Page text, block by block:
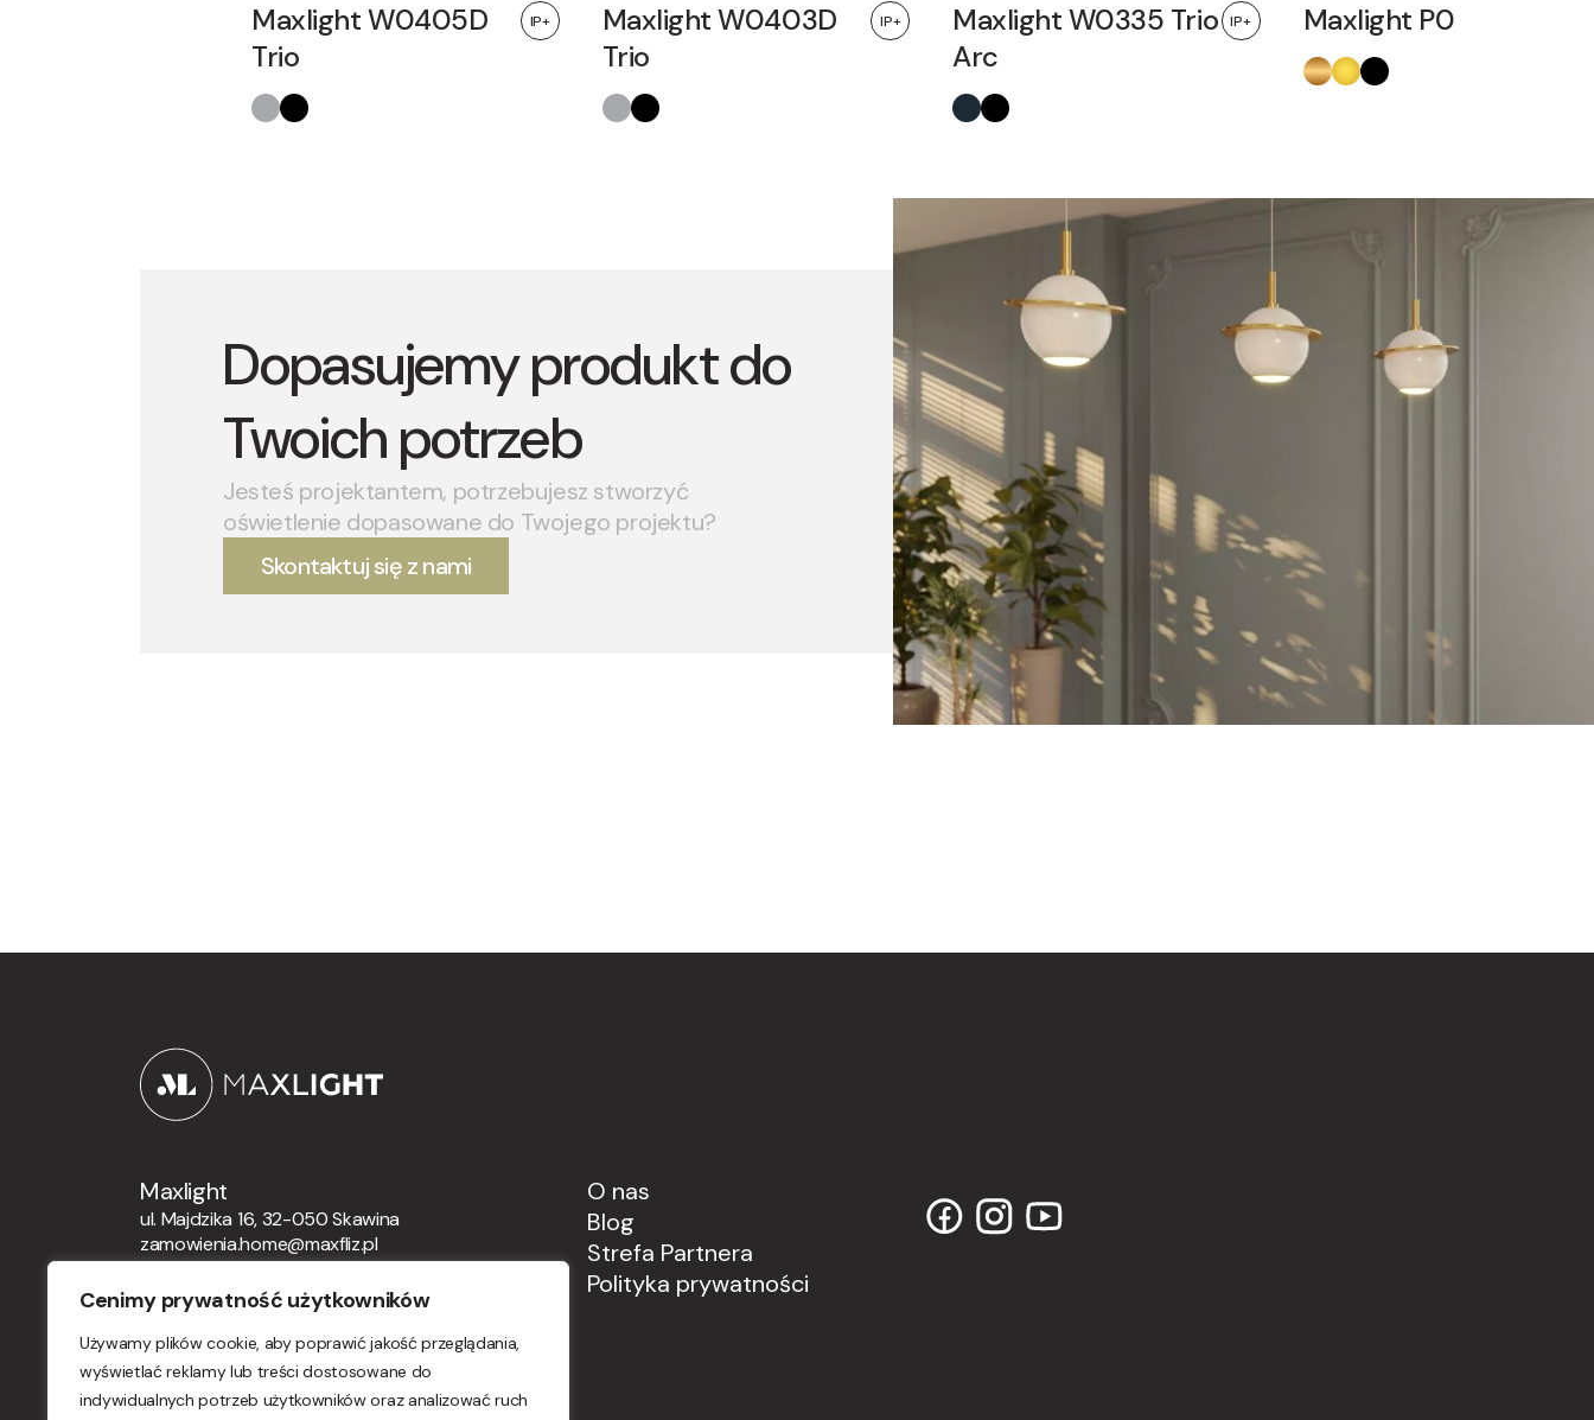
Cenimy prywatność użytkowników
Używamy plików cookie, aby poprawić jakość przeglądania,
wyświetlać reklamy lub treści dostosowane do
indywidualnych potrzeb użytkowników oraz analizować ruch
Maxlight W0405D
Trio
IP+
Maxlight W0403D
Trio
IP+
Maxlight W0335 Trio
Arc
IP+ Maxlight P0475D Trio I
Dopasujemy produkt do
Twoich potrzeb
Jesteś projektantem, potrzebujesz stworzyć
oświetlenie dopasowane do Twojego projektu?
Skontaktuj się z nami
Maxlight
ul. Majdzika 16, 32-050 Skawina
zamowienia.home@maxfliz.pl
+48 12 21 12 164
orders.maxlight@maxfliz.pl
O nas
Blog
Strefa Partnera
Polityka prywatności